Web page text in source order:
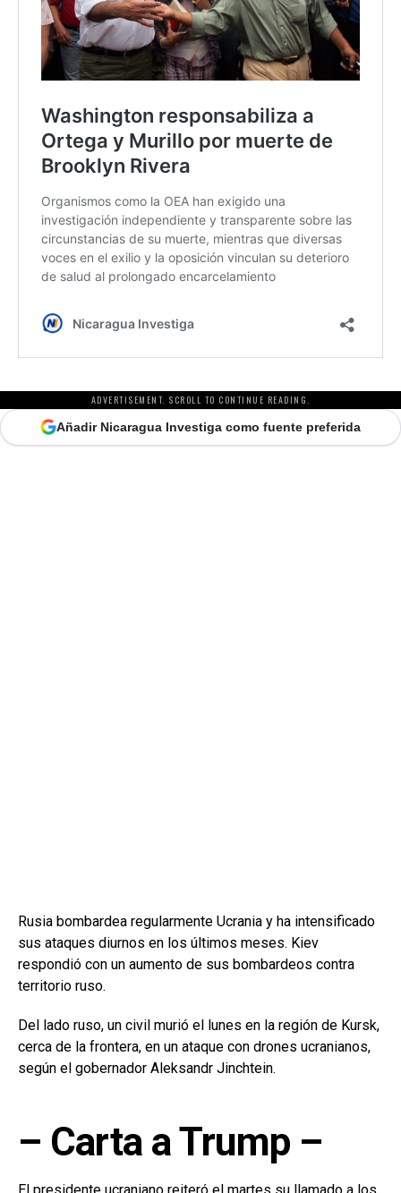
ADVERTISEMENT. SCROLL TO CONTINUE READING.
Añadir Nicaragua Investiga como fuente preferida
Rusia bombardea regularmente Ucrania y ha intensificado
sus ataques diurnos en los últimos meses. Kiev
respondió con un aumento de sus bombardeos contra
territorio ruso.
Del lado ruso, un civil murió el lunes en la región de Kursk,
cerca de la frontera, en un ataque con drones ucranianos,
según el gobernador Aleksandr Jinchtein.
– Carta a Trump –